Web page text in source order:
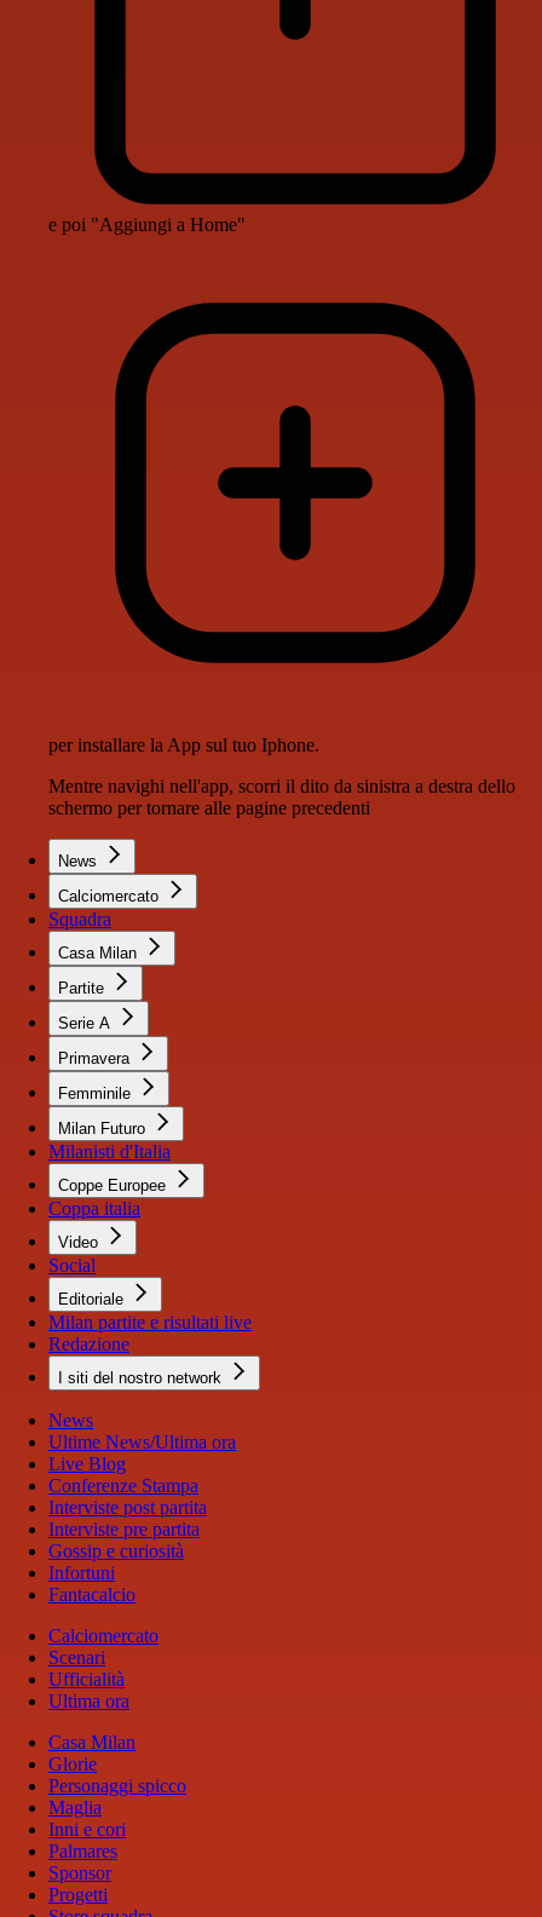
e poi "Aggiungi a Home"
per installare la App sul tuo Iphone.
Mentre navighi nell'app, scorri il dito da sinistra a destra dello
schermo per tornare alle pagine precedenti
News
Calciomercato
Squadra
Casa Milan
Partite
Serie A
Primavera
Femminile
Milan Futuro
Milanisti d'Italia
Coppe Europee
Coppa italia
Video
Social
Editoriale
Milan partite e risultati live
Redazione
I siti del nostro network
News
Ultime News/Ultima ora
Live Blog
Conferenze Stampa
Interviste post partita
Interviste pre partita
Gossip e curiosità
Infortuni
Fantacalcio
Calciomercato
Scenari
Ufficialità
Ultima ora
Casa Milan
Glorie
Personaggi spicco
Maglia
Inni e cori
Palmares
Sponsor
Progetti